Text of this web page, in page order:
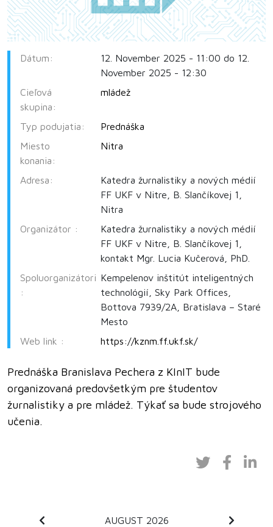
Dátum:
12. November 2025 - 11:00 do 12.
November 2025 - 12:30
Cieľová
skupina:
mládež
Typ podujatia:
Prednáška
Miesto
konania:
Nitra
Adresa:
Katedra žurnalistiky a nových médií
FF UKF v Nitre, B. Slančíkovej 1,
Nitra
Organizátor :
Katedra žurnalistiky a nových médií
FF UKF v Nitre, B. Slančíkovej 1,
kontakt Mgr. Lucia Kučerová, PhD.
Spoluorganizátori
:
Kempelenov inštitút inteligentných
technológií, Sky Park Offices,
Bottova 7939/2A, Bratislava – Staré
Mesto
Web link :
https://kznm.ff.ukf.sk/
Prednáška Branislava Pechera z KInIT bude
organizovaná predovšetkým pre študentov
žurnalistiky a pre mládež. Týkať sa bude strojového
učenia.
AUGUST 2026